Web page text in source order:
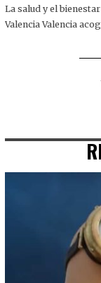
O
,
La salud y el
Valencia Valencia